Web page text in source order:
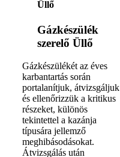
Üllő
Gázkészülék
szerelő Üllő
Gázkészülékét az éves
karbantartás során
portalanítjuk, átvizsgáljuk
és ellenőrizzük a kritikus
részeket, különös
tekintettel a kazánja
típusára jellemző
meghibásodásokat.
Átvizsgálás után